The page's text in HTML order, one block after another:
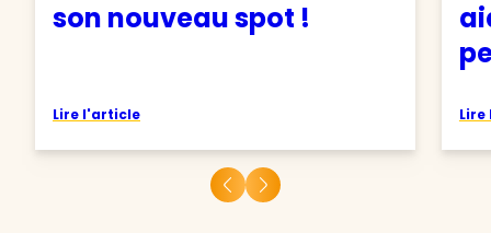
son nouveau spot !
Lire l'article